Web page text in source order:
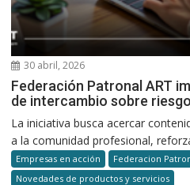
30 abril, 2026
Federación Patronal ART
de intercambio sobre
La iniciativa busca acercar
a la comunidad profesional,
Empresas en acción
Federacion
Novedades de productos y servicios